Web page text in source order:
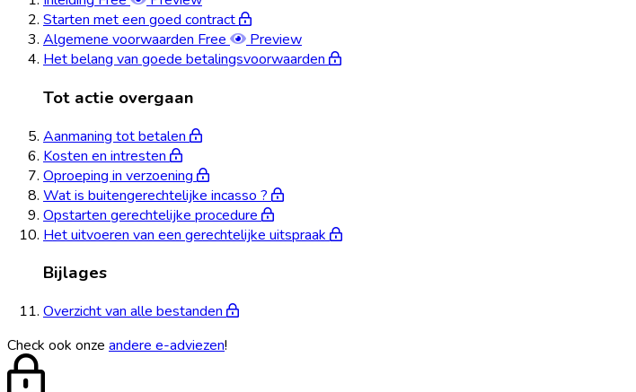
Starten met een goed contract
Algemene voorwaarden Free
Preview
Het belang van goede betalingsvoorwaarden
Tot actie overgaan
Aanmaning tot betalen
Kosten en intresten
Oproeping in verzoening
Wat is buitengerechtelijke incasso ?
Opstarten gerechtelijke procedure
Het uitvoeren van een gerechtelijke uitspraak
Bijlages
Overzicht van alle bestanden
Check ook onze andere e-adviezen!